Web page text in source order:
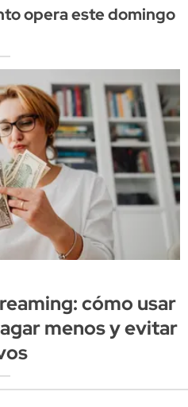
opera este domingo
cómo usar
menos y evitar